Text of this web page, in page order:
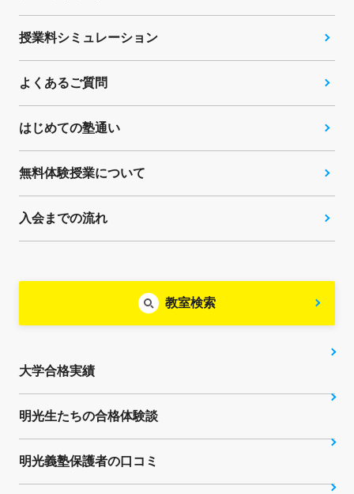
授業料シミュレーション
よくあるご質問
はじめての塾通い
無料体験授業について
入会までの流れ
教室検索
大学合格実績
明光生たちの合格体験談
明光義塾保護者の口コミ